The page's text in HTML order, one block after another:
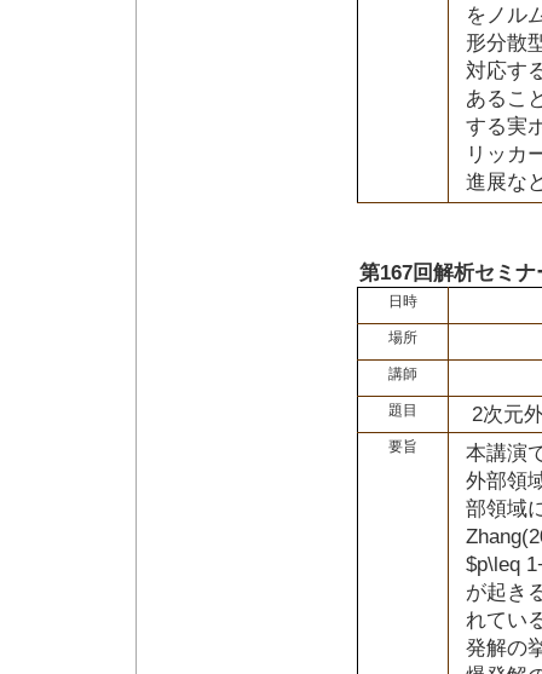
をノル
形分散
対応す
あるこ
する実
リッカ
進展な
第167回解析セミナ
日時
場所
講師
題目 2次元
要旨
本講演
外部領
部領域
$p\leq
が起き
れてい
発解の